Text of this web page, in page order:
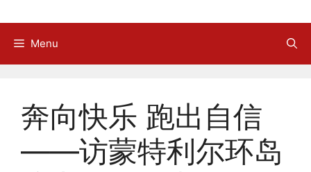
Menu
奔向快乐 跑出自信
——访蒙特利尔环岛